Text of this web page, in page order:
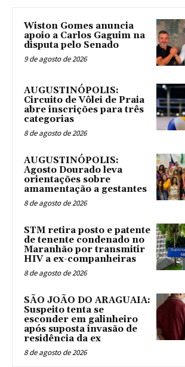
Wiston Gomes anuncia
apoio a Carlos Gaguim na
disputa pelo Senado
9 de agosto de 2026
AUGUSTINÓPOLIS:
Circuito de Vôlei de Praia
abre inscrições para três
categorias
8 de agosto de 2026
AUGUSTINÓPOLIS:
Agosto Dourado leva
orientações sobre
amamentação a gestantes
8 de agosto de 2026
STM retira posto e patente
de tenente condenado no
Maranhão por transmitir
HIV a ex-companheiras
8 de agosto de 2026
SÃO JOÃO DO ARAGUAIA:
Suspeito tenta se
esconder em galinheiro
após suposta invasão de
residência da ex
8 de agosto de 2026